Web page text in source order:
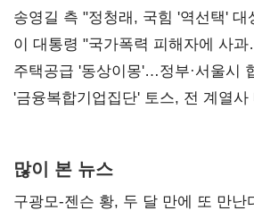
리모델링' 제안
송영길 측 "정청래, 국힘 '역선택'
총선 지휘 못해"
이 대통령 "국가폭력 피해자에 사
진실 밝혀야"
주택공급 '동상이몽'…정부·서울시
'금융복합기업집단' 토스, 전 계열
많이 본 뉴스
구광모-젠슨 황, 두 달 만에 또 만난